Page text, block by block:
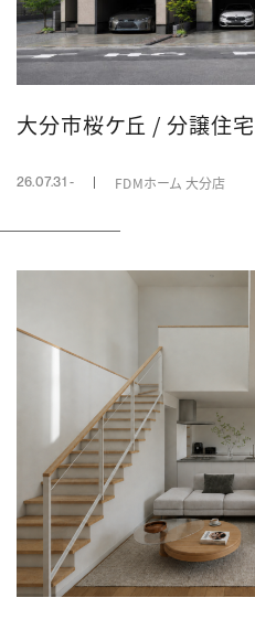
大分市桜ケ丘 / 分譲住
26.07.31 - FDMホーム 大分店